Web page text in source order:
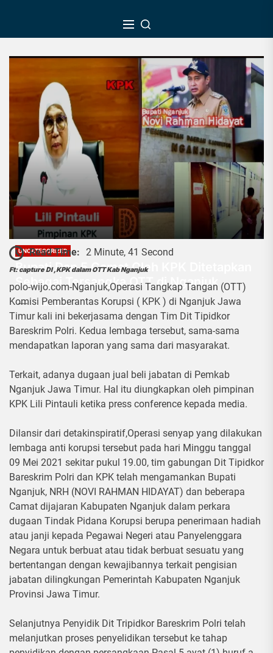
the
UNCATEGORIZED
Bupati Dan 5 Camat Oleh KPK Ditetapkan
Sebagai Tersangka,OTT di Nganjuk
11 Mei 2021
Read Time: 2 Minute, 41 Second
Ft: capture DI ,KPK dalam OTT Kab Nganjuk
polo-wijo.com-Nganjuk,Operasi Tangkap Tangan (OTT)
Komisi Pemberantas Korupsi ( KPK ) di Nganjuk Jawa
Timur kali ini bekerjasama dengan Tim Dit Tipidkor
Bareskrim Polri. Kedua lembaga tersebut, sama-sama
mendapatkan laporan yang sama dari masyarakat.
Terkait, adanya dugaan jual beli jabatan di Pemkab
Nganjuk Jawa Timur. Hal itu diungkapkan oleh pimpinan
KPK Lili Pintauli ketika press conference kepada media.
Dilansir dari detakinspiratif,Operasi senyap yang dilakukan
lembaga anti korupsi tersebut pada hari Minggu tanggal
09 Mei 2021 sekitar pukul 19.00, tim gabungan Dit Tipidkor
Bareskrim Polri dan KPK telah mengamankan Bupati
Nganjuk, NRH (NOVI RAHMAN HIDAYAT) dan beberapa
Camat dijajaran Kabupaten Nganjuk dalam perkara
dugaan Tindak Pidana Korupsi berupa penerimaan hadiah
atau janji kepada Pegawai Negeri atau Panyelenggara
Negara untuk berbuat atau tidak berbuat sesuatu yang
bertentangan dengan kewajibannya terkait pengisian
jabatan dilingkungan Pemerintah Kabupaten Nganjuk
Provinsi Jawa Timur.
Selanjutnya Penyidik Dit Tripidkor Bareskrim Polri telah
melanjutkan proses penyelidikan tersebut ke tahap